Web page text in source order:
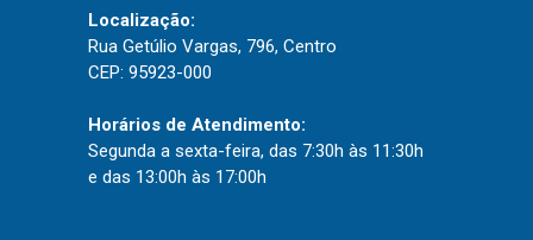
Localização:
Rua Getúlio Vargas, 796, Centro
CEP: 95923-000
Horários de Atendimento:
Segunda a sexta-feira, das 7:30h às 11:30h
e das 13:00h às 17:00h